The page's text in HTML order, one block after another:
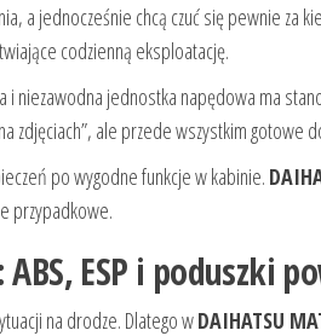
a jednocześnie chcą czuć się pewnie za
codzienną eksploatację.
niezawodna jednostka napędowa ma
zdjęciach”, ale przede wszystkim gotowe
po wygodne funkcje w kabinie.
przypadkowe.
ESP i poduszki
na drodze. Dlatego wDAIHATSU